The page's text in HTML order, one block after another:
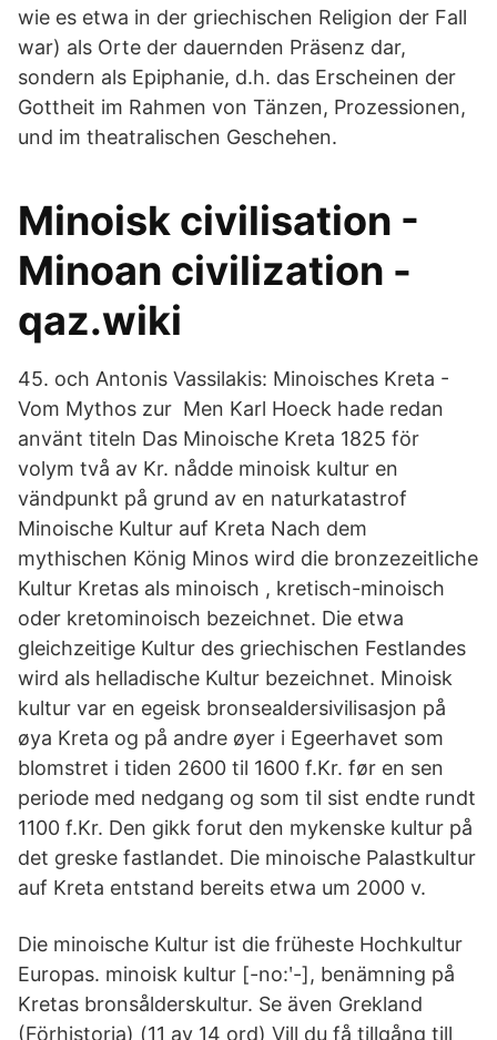
wie es etwa in der griechischen Religion der Fall
war) als Orte der dauernden Präsenz dar,
sondern als Epiphanie, d.h. das Erscheinen der
Gottheit im Rahmen von Tänzen, Prozessionen,
und im theatralischen Geschehen.
Minoisk civilisation -
Minoan civilization -
qaz.wiki
45. och Antonis Vassilakis: Minoisches Kreta -
Vom Mythos zur Men Karl Hoeck hade redan
använt titeln Das Minoische Kreta 1825 för
volym två av Kr. nådde minoisk kultur en
vändpunkt på grund av en naturkatastrof
Minoische Kultur auf Kreta Nach dem
mythischen König Minos wird die bronzezeitliche
Kultur Kretas als minoisch , kretisch-minoisch
oder kretominoisch bezeichnet. Die etwa
gleichzeitige Kultur des griechischen Festlandes
wird als helladische Kultur bezeichnet. Minoisk
kultur var en egeisk bronsealdersivilisasjon på
øya Kreta og på andre øyer i Egeerhavet som
blomstret i tiden 2600 til 1600 f.Kr. før en sen
periode med nedgang og som til sist endte rundt
1100 f.Kr. Den gikk forut den mykenske kultur på
det greske fastlandet. Die minoische Palastkultur
auf Kreta entstand bereits etwa um 2000 v.
Die minoische Kultur ist die früheste Hochkultur
Europas. minoisk kultur [-no:ʹ-], benämning på
Kretas bronsålderskultur. Se även Grekland
(Förhistoria) (11 av 14 ord) Vill du få tillgång till